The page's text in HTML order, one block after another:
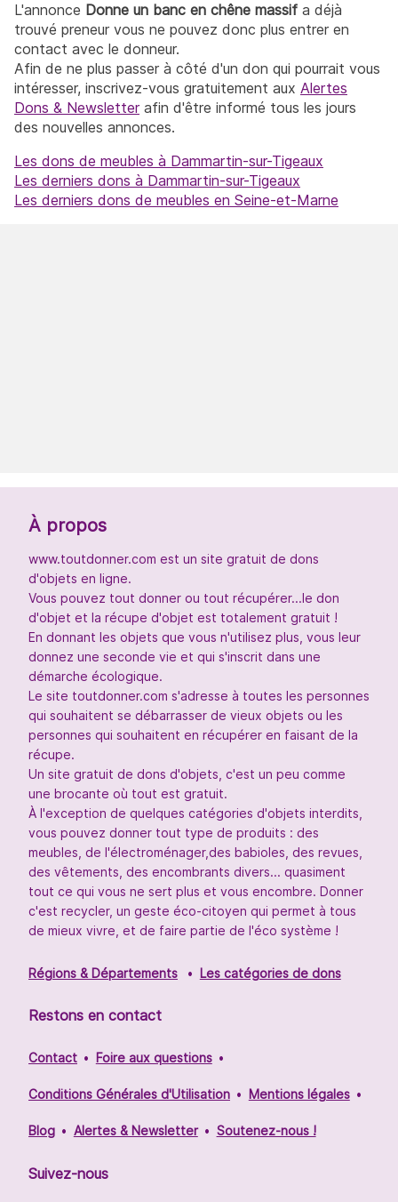
L'annonce Donne un banc en chêne massif a déjà
trouvé preneur vous ne pouvez donc plus entrer en
contact avec le donneur.
Afin de ne plus passer à côté d'un don qui pourrait vous
intéresser, inscrivez-vous gratuitement aux Alertes
Dons & Newsletterafin d'être informé tous les jours
des nouvelles annonces.
Les dons de meubles à Dammartin-sur-Tigeaux
Les derniers dons à Dammartin-sur-Tigeaux
Les derniers dons de meubles en Seine-et-Marne
À propos
www.toutdonner.com est un site gratuit de dons
d'objets en ligne.
Vous pouvez tout donner ou tout récupérer...le don
d'objet et la récupe d'objet est totalement gratuit !
En donnant les objets que vous n'utilisez plus, vous leur
donnez une seconde vie et qui s'inscrit dans une
démarche écologique.
Le site toutdonner.com s'adresse à toutes les personnes
qui souhaitent se débarrasser de vieux objets ou les
personnes qui souhaitent en récupérer en faisant de la
récupe.
Un site gratuit de dons d'objets, c'est un peu comme
une brocante où tout est gratuit.
À l'exception de quelques catégories d'objets interdits,
vous pouvez donner tout type de produits : des
meubles, de l'électroménager,des babioles, des revues,
des vêtements, des encombrants divers... quasiment
tout ce qui vous ne sert plus et vous encombre. Donner
c'est recycler, un geste éco-citoyen qui permet à tous
de mieux vivre, et de faire partie de l'éco système !
Régions & Départements Les catégories de dons
Restons en contact
Contact Foire aux questions
Conditions Générales d'Utilisation Mentions légales
Blog Alertes & Newsletter Soutenez-nous !
Suivez-nous